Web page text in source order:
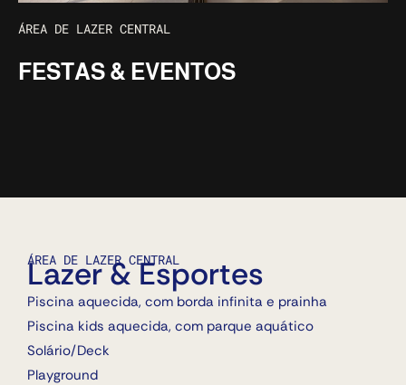
ÁREA DE LAZER CENTRAL
FESTAS & EVENTOS
ÁREA DE LAZER CENTRAL
Lazer & Esportes
Piscina aquecida, com borda infinita e prainha
Piscina kids aquecida, com parque aquático
Solário/Deck
Playground